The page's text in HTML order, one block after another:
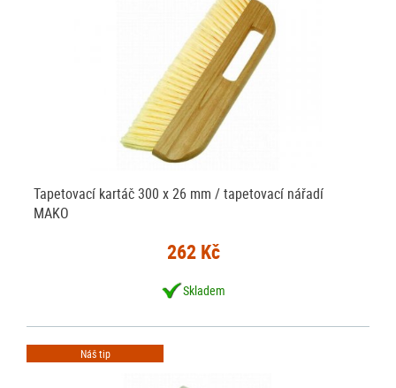
Tapetovací kartáč 300 x 26 mm / tapetovací nářadí
MAKO
262 Kč
Skladem
Náš tip